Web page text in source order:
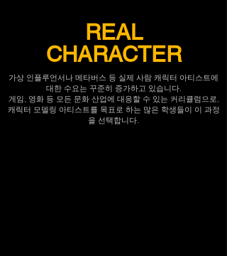
REAL
CHARACTER
가상 인플루언서나 메타버스 등 실제 사람 캐릭터 아티스트에
대한 수요는 꾸준히 증가하고 있습니다.
게임, 영화 등 모든 문화 산업에 대응할 수 있는 커리큘럼으로,
캐릭터 모델링 아티스트를 목표로 하는 많은 학생들이 이 과정
을 선택합니다.